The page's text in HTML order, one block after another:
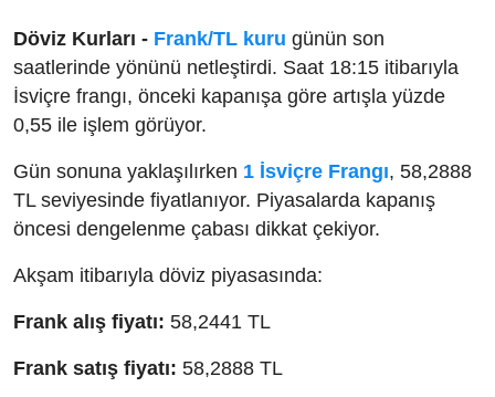
Döviz Kurları - Frank/TL kuru günün son
saatlerinde yönünü netleştirdi. Saat 18:15 itibarıyla
İsviçre frangı, önceki kapanışa göre artışla yüzde
0,55 ile işlem görüyor.
Gün sonuna yaklaşılırken 1 İsviçre Frangı, 58,2888
TL seviyesinde fiyatlanıyor. Piyasalarda kapanış
öncesi dengelenme çabası dikkat çekiyor.
Akşam itibarıyla döviz piyasasında:
Frank alış fiyatı: 58,2441 TL
Frank satış fiyatı: 58,2888 TL